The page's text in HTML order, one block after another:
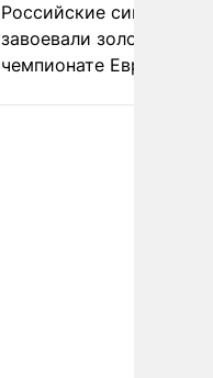
Российские
завоевали золото на
чемпионате Европы